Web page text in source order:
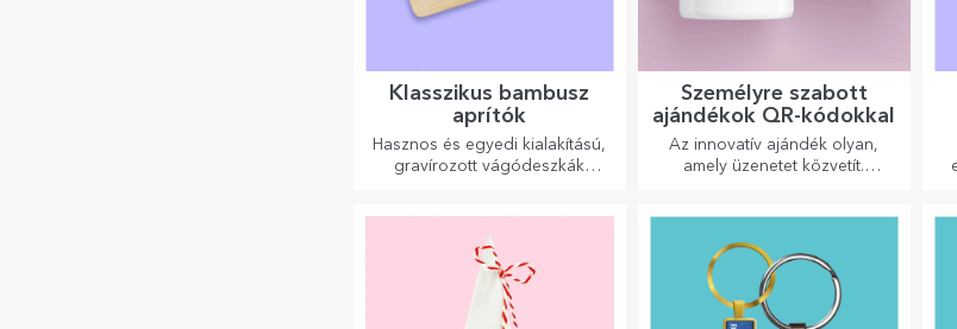
Klasszikus bambusz
aprítók
Hasznos és egyedi kialakítású,
gravírozott vágódeszkák
Személyre szabott
ajándékok QR-kódokkal
Az innovatív ajándék olyan,
amely üzenetet közvetít.
legegyedibb reakciókat váltsa
ki!